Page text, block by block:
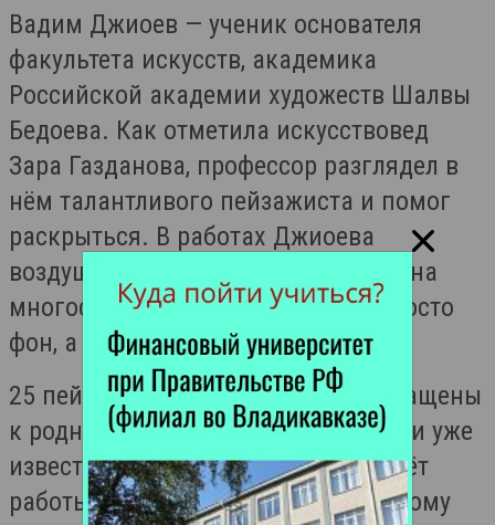
Вадим Джиоев — ученик основателя
факультета искусств, академика
Российской академии художеств Шалвы
Бедоева. Как отметила искусствовед
Зара Газданова, профессор разглядел в
нём талантливого пейзажиста и помог
раскрыться. В работах Джиоева
воздушная среда осязаема, написана
многослойно и сложно — это не просто
фон, а душа картины.
25 пейзажей Залины Битиевой обращены
к родным местам из детства. Будучи уже
известным живописцем, она создаёт
работы с теплом и любовью к родному